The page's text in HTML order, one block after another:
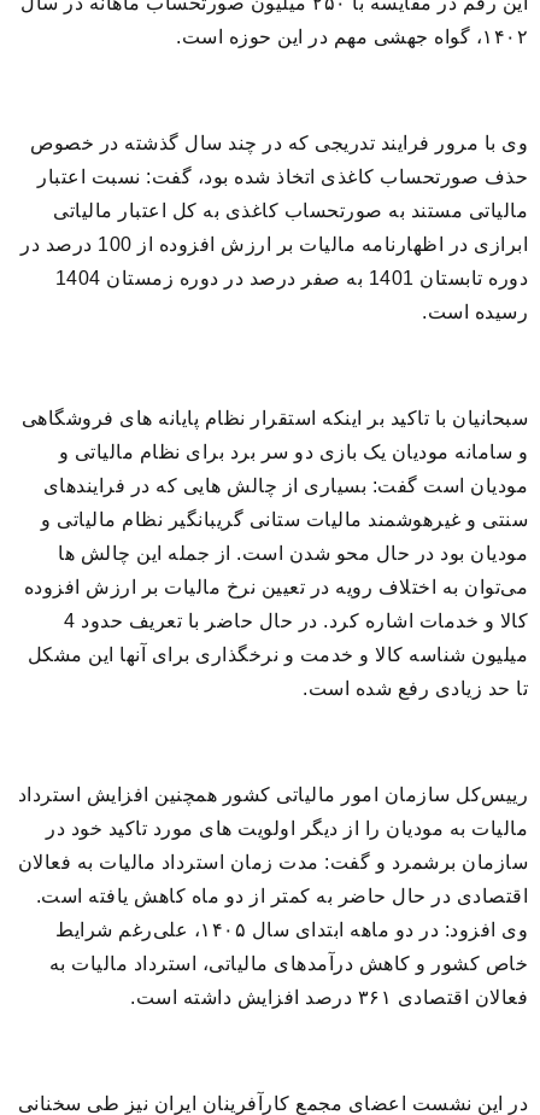
۱۴۰۲، گواه جهشی مهم در این حوزه است.
وی با مرور فرایند تدریجی که در چند سال گذشته در خصوص
حذف صورتحساب کاغذی اتخاذ شده بود، گفت: نسبت اعتبار
مالیاتی مستند به صورتحساب کاغذی به کل اعتبار مالیاتی
ابرازی در اظهارنامه مالیات بر ارزش افزوده از 100 درصد در
دوره تابستان 1401 به صفر درصد در دوره زمستان 1404
رسیده است.
سبحانیان با تاکید بر اینکه استقرار نظام پایانه های فروشگاهی
و سامانه مودیان یک بازی دو سر برد برای نظام مالیاتی و
مودیان است گفت: بسیاری از چالش هایی که در فرایندهای
سنتی و غیرهوشمند مالیات ستانی گریبانگیر نظام مالیاتی و
مودیان بود در حال محو شدن است. از جمله این چالش ها
می‌توان به اختلاف رویه در تعیین نرخ مالیات بر ارزش افزوده
کالا و خدمات اشاره کرد. در حال حاضر با تعریف حدود 4
میلیون شناسه کالا و خدمت و نرخ‏گذاری برای آنها این مشکل
تا حد زیادی رفع شده است.
رییس‌کل سازمان امور مالیاتی کشور همچنین افزایش استرداد
مالیات به مودیان را از دیگر اولویت های مورد تاکید خود در
سازمان برشمرد و گفت: مدت زمان استرداد مالیات به فعالان
اقتصادی در حال حاضر به کمتر از دو ماه کاهش یافته است.
وی افزود: در دو ماهه ابتدای سال ۱۴۰۵، علی‌رغم شرایط
خاص کشور و کاهش درآمدهای مالیاتی، استرداد مالیات به
فعالان اقتصادی ۳۶۱ درصد افزایش داشته است.
در این نشست اعضای مجمع کارآفرینان ایران نیز طی سخنانی